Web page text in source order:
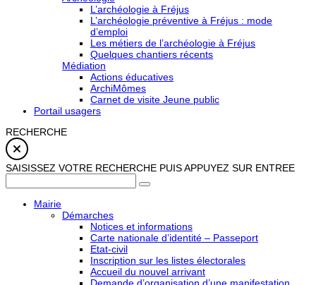
L’archéologie à Fréjus
L’archéologie préventive à Fréjus : mode
d’emploi
Les métiers de l’archéologie à Fréjus
Quelques chantiers récents
Médiation
Actions éducatives
ArchiMômes
Carnet de visite Jeune public
Portail usagers
RECHERCHE
SAISISSEZ VOTRE RECHERCHE PUIS APPUYEZ SUR ENTREE
Mairie
Démarches
Notices et informations
Carte nationale d’identité – Passeport
Etat-civil
Inscription sur les listes électorales
Accueil du nouvel arrivant